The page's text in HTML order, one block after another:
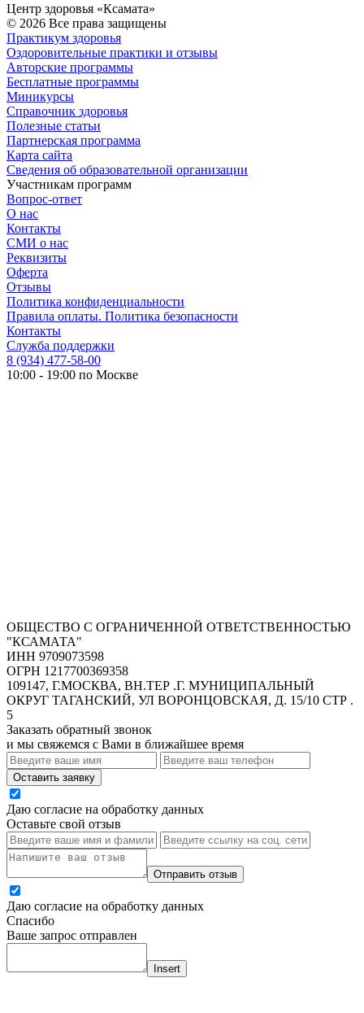
Центр здоровья «Ксамата»
© 2026 Все права защищены
Практикум здоровья
Оздоровительные практики и отзывы
Авторские программы
Бесплатные программы
Миникурсы
Справочник здоровья
Полезные статьи
Партнерская программа
Карта сайта
Сведения об образовательной организации
Участникам программ
Вопрос-ответ
О нас
Контакты
СМИ о нас
Реквизиты
Оферта
Отзывы
Политика конфиденциальности
Правила оплаты. Политика безопасности
Контакты
Служба поддержки
8 (934) 477-58-00
10:00 - 19:00 по Москве
ОБЩЕСТВО С ОГРАНИЧЕННОЙ ОТВЕТСТВЕННОСТЬЮ
"КСАМАТА"
ИНН 9709073598
ОГРН 1217700369358
109147, Г.МОСКВА, ВН.ТЕР .Г. МУНИЦИПАЛЬНЫЙ
ОКРУГ ТАГАНСКИЙ, УЛ ВОРОНЦОВСКАЯ, Д. 15/10 СТР .
5
Заказать обратный звонок
и мы свяжемся с Вами в ближайшее время
Оставить заявку
Даю согласие на обработку данных
Оставьте свой отзыв
Отправить отзыв
Даю согласие на обработку данных
Спасибо
Ваше запрос отправлен
Insert